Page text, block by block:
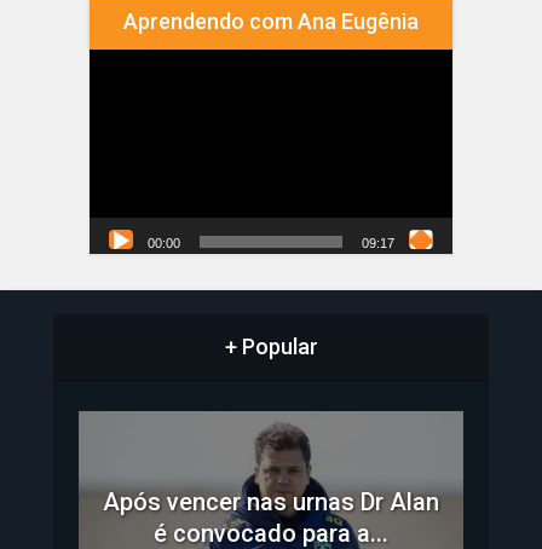
Aprendendo com Ana Eugênia
00:00 09:17
+ Popular
Após vencer nas urnas Dr Alan
é convocado para a...